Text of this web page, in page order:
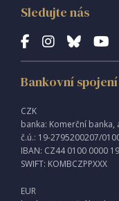
Sledujte nás
Bankovní spojení
CZK
banka: Komerční banka,
č.ú.: 19-2795200207/
IBAN: CZ44 0100 0000
SWIFT: KOMBCZPPXXX
EUR